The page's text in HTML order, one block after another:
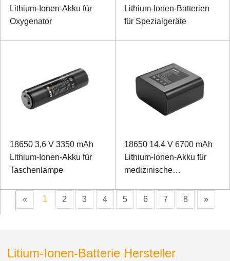
Lithium-Ionen-Akku für
Oxygenator
Lithium-Ionen-Batterien
für Spezialgeräte
18650 3,6 V 3350 mAh
Lithium-Ionen-Akku für
Taschenlampe
18650 14,4 V 6700 mAh
Lithium-Ionen-Akku für
medizinische
«
1 2 3 4 5 6 7 8 »
Litium-Ionen-Batterie Hersteller